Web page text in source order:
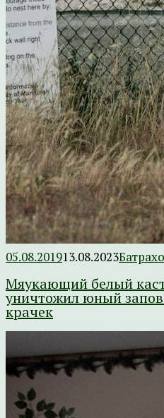
05.08.201913.08.2023
Мяукающий белый
уничтожил юный
крачек